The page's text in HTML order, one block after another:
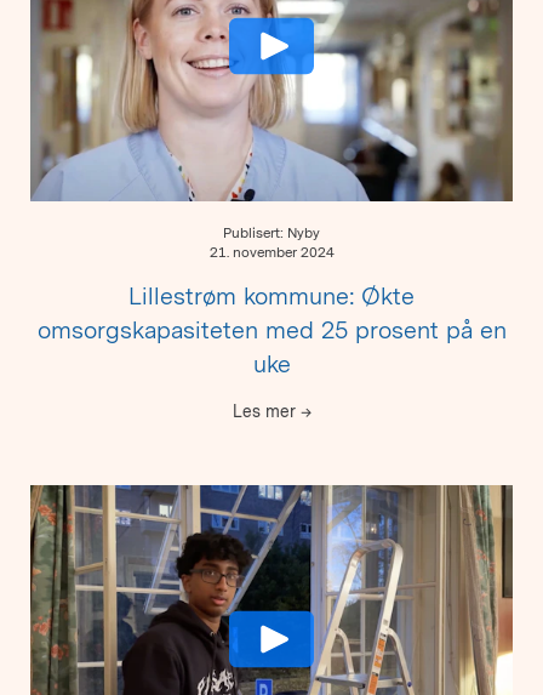
Publisert: Nyby
21. november 2024
Lillestrøm kommune: Økte
omsorgskapasiteten med 25 prosent på en
uke
Les mer →